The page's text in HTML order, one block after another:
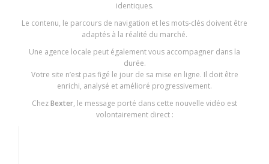
identiques.
Le contenu, le parcours de navigation et les mots-clés doivent être
adaptés à la réalité du marché.
Une agence locale peut également vous accompagner dans la
durée.
Votre site n’est pas figé le jour de sa mise en ligne. Il doit être
enrichi, analysé et amélioré progressivement.
ChezBexter, le message porté dans cette nouvelle vidéo est
volontairement direct :